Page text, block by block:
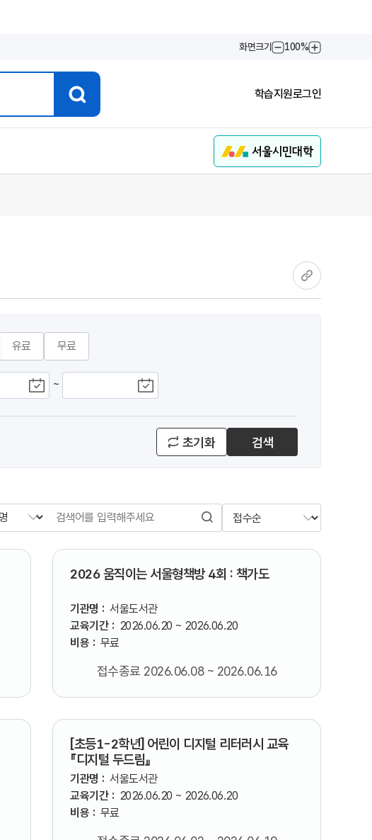
화면크기 화면축소
100%화면확대
학습지원로그인
현재 페이지 링크
유료 무료
~
초기화 검색
검색
2026 움직이는 서울형책방 4회 : 책가도
기관명 : 서울도서관
교육기간 : 2026.06.20 ~ 2026.06.20
비용 : 무료
접수종료 2026.06.08 ~ 2026.06.16
[초등1-2학년] 어린이 디지털 리터러시 교육
『디지털 두드림』
기관명 : 서울도서관
교육기간 : 2026.06.20 ~ 2026.06.20
비용 : 무료